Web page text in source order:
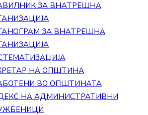
ЗА ВНАТРЕШНА
ЗА ВНАТРЕШНА
НА ОПШТИНА
ВО ОПШТИНАТА
НА АДМИНИСТРАТИВНИ